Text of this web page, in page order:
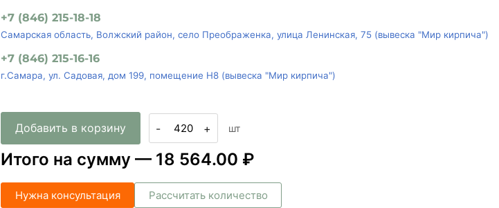
+7 (846) 215-18-18
Самарская область, Волжский район, село Преображенка, улица Ленинская, 75 (вывеска "Мир кирпича")
+7 (846) 215-16-16
г.Самара, ул. Садовая, дом 199, помещение Н8 (вывеска "Мир кирпича")
Добавить в корзину - + шт
Итого на сумму — 18 564.00 ₽
Нужна консультация Рассчитать количество